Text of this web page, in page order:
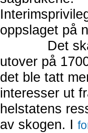
oppslaget på
Det skal
utover på
det ble tatt
interesser ut
helstatens
av skogen. I